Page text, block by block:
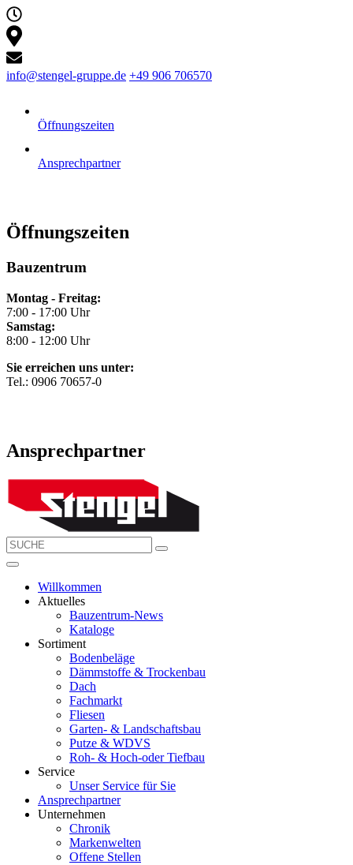
info@stengel-gruppe.de +49 906 706570
Öffnungszeiten
Ansprechpartner
Öffnungszeiten
Bauzentrum
Montag - Freitag:
7:00 - 17:00 Uhr
Samstag:
8:00 - 12:00 Uhr
Sie erreichen uns unter:
Tel.: 0906 70657-0
Ansprechpartner
Willkommen
Aktuelles
Bauzentrum-News
Kataloge
Sortiment
Bodenbeläge
Dämmstoffe & Trockenbau
Dach
Fachmarkt
Fliesen
Garten- & Landschaftsbau
Putze & WDVS
Roh- & Hoch-oder Tiefbau
Service
Unser Service für Sie
Ansprechpartner
Unternehmen
Chronik
Markenwelten
Offene Stellen